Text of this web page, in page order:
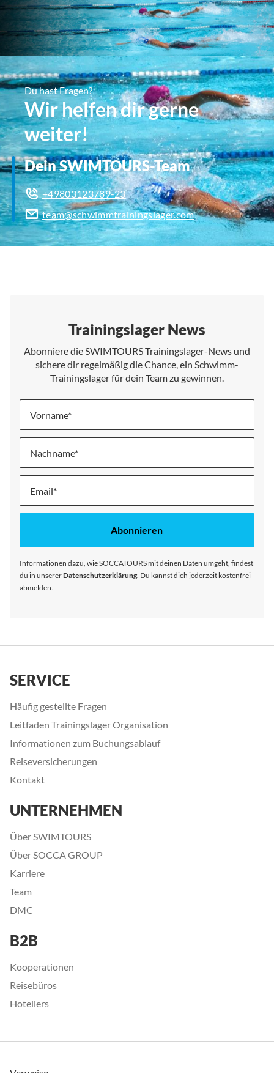
Du hast Fragen?
Wir helfen dir gerne
weiter!
Dein SWIMTOURS-Team
+49803123789-23
team@schwimmtrainingslager.com
Trainingslager News
Abonniere die SWIMTOURS Trainingslager-News und
sichere dir regelmäßig die Chance, ein Schwimm-
Trainingslager für dein Team zu gewinnen.
Vorname
Nachname
Melde
für
Abonnieren
Informationen dazu, wie SOCCATOURS mit deinen Daten umgeht, findest
du in unsererDatenschutzerklärung. Du kannst dich jederzeit kostenfrei
abmelden.
SERVICE
Häufig gestellte Fragen
Leitfaden Trainingslager Organisation
Informationen zum Buchungsablauf
Reiseversicherungen
Kontakt
UNTERNEHMEN
Über SWIMTOURS
Über SOCCA GROUP
Karriere
Team
DMC
B2B
Kooperationen
Reisebüros
Hoteliers